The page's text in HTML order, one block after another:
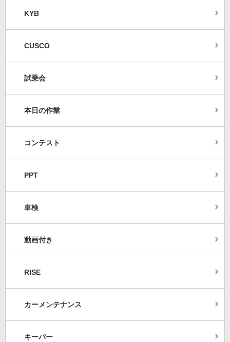
KYB
CUSCO
試乗会
本日の作業
コンテスト
PPT
車検
動画付き
RISE
カーメンテナンス
キーパー